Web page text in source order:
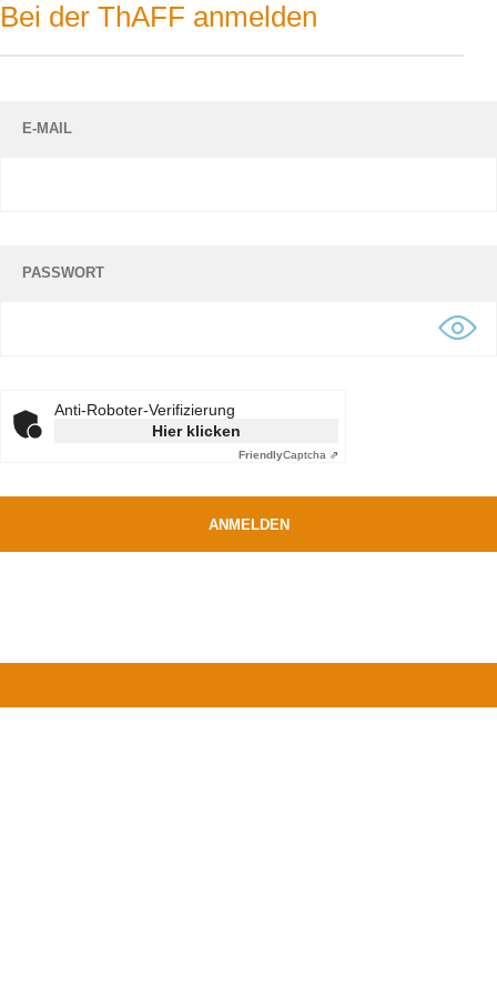
Bei der ThAFF anmelden
E-MAIL
PASSWORT
Anti-Roboter-Verifizierung
Hier klicken
FriendlyCaptcha ⇗
ANMELDEN